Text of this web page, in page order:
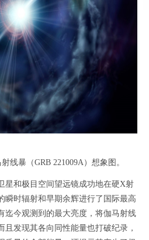
暴（GRB 221009A）想象图。
和极目空间望远镜成功地在硬X射
瞬时辐射和早期余辉进行了国际最高
迄今观测到的最大亮度，将伽马射线
且发现其各向同性能量也打破纪录，